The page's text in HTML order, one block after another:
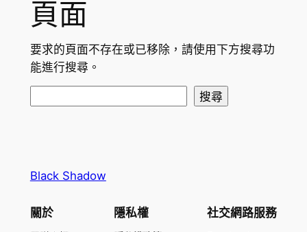
頁面
要求的頁面不存在或已移除，請使用下方搜尋功
能進行搜尋。
搜尋
Black Shadow
關於 隱私權 社交網路服務